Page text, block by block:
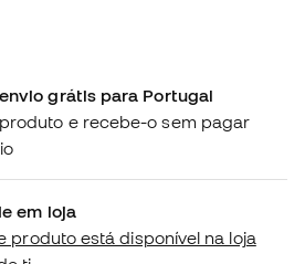
grátis para Portugal
e recebe-o sem pagar
em loja
produto está disponível na loja